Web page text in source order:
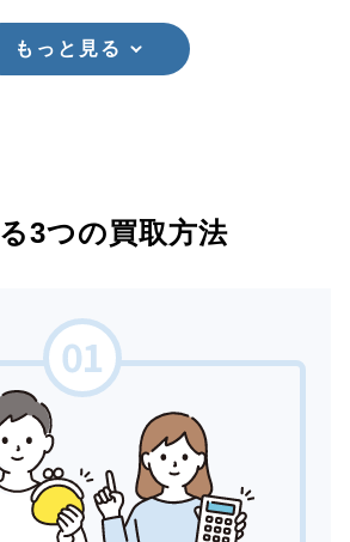
もっと見る
3つの買取方法